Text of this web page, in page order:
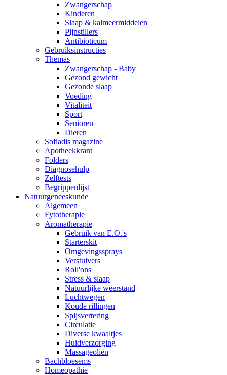
Zwangerschap
Kinderen
Slaap & kalmeermiddelen
Pijnstillers
Antibioticum
Gebruiksinstructies
Themas
Zwangerschap - Baby
Gezond gewicht
Gezonde slaap
Voeding
Vitaliteit
Sport
Senioren
Dieren
Sofiadis magazine
Apotheekkrant
Folders
Diagnosehulp
Zelftests
Begrippenlijst
Natuurgeneeskunde
Algemeen
Fytotherapie
Aromatherapie
Gebruik van E.O.'s
Starterskit
Omgevingssprays
Verstuivers
Roll'ons
Stress & slaap
Natuurlijke weerstand
Luchtwegen
Koude rillingen
Spijsvertering
Circulatie
Diverse kwaaltjes
Huidverzorging
Massageoliën
Bachbloesems
Homeopathie